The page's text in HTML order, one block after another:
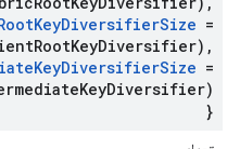
KeyDiversifierSize =
RootKeyDiversifier) ,
KeyDiversifierSize =
KeyDiversifier)
}